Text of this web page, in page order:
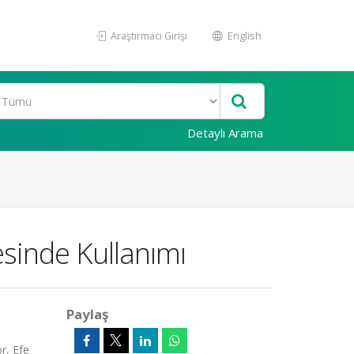
Araştırmacı Girişi English
Detaylı Arama
Kullanımı
Efe
Paylaş